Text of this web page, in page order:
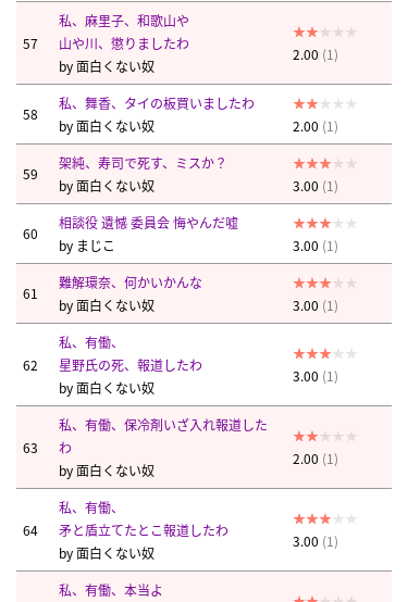
57
私、麻里子、和歌山や
山や川、懲りましたわ
by面白くない奴
2.00 (1)
58
私、舞香、タイの板買いましたわ
by面白くない奴 2.00 (1)
59
架純、寿司で死す、ミスか？
by面白くない奴 3.00 (1)
60
相談役 遺憾 委員会 悔やんだ嘘
by まじこ 3.00 (1)
61
難解環奈、何かいかんな
by面白くない奴 3.00 (1)
62
私、有働、
星野氏の死、報道したわ
by面白くない奴
3.00 (1)
63
私、有働、保冷剤いざ入れ報道した
わ
by面白くない奴
2.00 (1)
64
私、有働、
矛と盾立てたとこ報道したわ
by面白くない奴
3.00 (1)
私、有働、本当よ